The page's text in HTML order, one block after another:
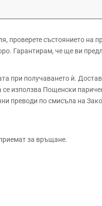
състоянието на
Гарантирам, че ще ви
получаването ѝ.
използва Пощенски
преводи по смисъла на
за връщане.